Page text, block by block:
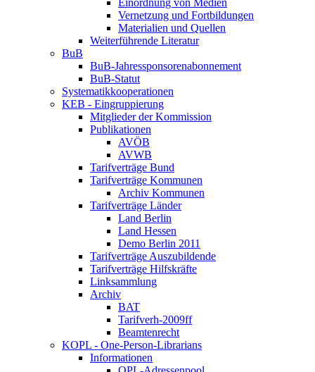
Einordnung von Medien
Vernetzung und Fortbildungen
Materialien und Quellen
Weiterführende Literatur
BuB
BuB-Jahressponsorenabonnement
BuB-Statut
Systematikkooperationen
KEB - Eingruppierung
Mitglieder der Kommission
Publikationen
AVÖB
AVWB
Tarifverträge Bund
Tarifverträge Kommunen
Archiv Kommunen
Tarifverträge Länder
Land Berlin
Land Hessen
Demo Berlin 2011
Tarifverträge Auszubildende
Tarifverträge Hilfskräfte
Linksammlung
Archiv
BAT
Tarifverh-2009ff
Beamtenrecht
KOPL - One-Person-Librarians
Informationen